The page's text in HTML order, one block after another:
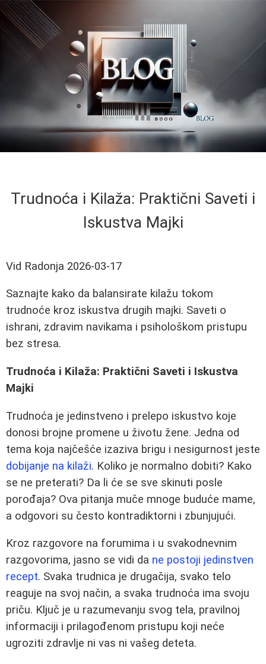
Trudnoća i Kilaža: Praktični Saveti i
Iskustva Majki
Vid Radonja 2026-03-17
Saznajte kako da balansirate kilažu tokom
trudnoće kroz iskustva drugih majki. Saveti o
ishrani, zdravim navikama i psihološkom pristupu
bez stresa.
Trudnoća i Kilaža: Praktični Saveti i Iskustva
Majki
Trudnoća je jedinstveno i prelepo iskustvo koje
donosi brojne promene u životu žene. Jedna od
tema koja najčešće izaziva brigu i nesigurnost jeste
dobijanje na kilaži. Koliko je normalno dobiti? Kako
se ne preterati? Da li će se sve skinuti posle
porođaja? Ova pitanja muče mnoge buduće mame,
a odgovori su često kontradiktorni i zbunjujući.
Kroz razgovore na forumima i u svakodnevnim
razgovorima, jasno se vidi da ne postoji jedinstven
recept. Svaka trudnica je drugačija, svako telo
reaguje na svoj način, a svaka trudnoća ima svoju
priču. Ključ je u razumevanju svog tela, pravilnoj
informaciji i prilagođenom pristupu koji neće
ugroziti zdravlje ni vas ni vašeg deteta.